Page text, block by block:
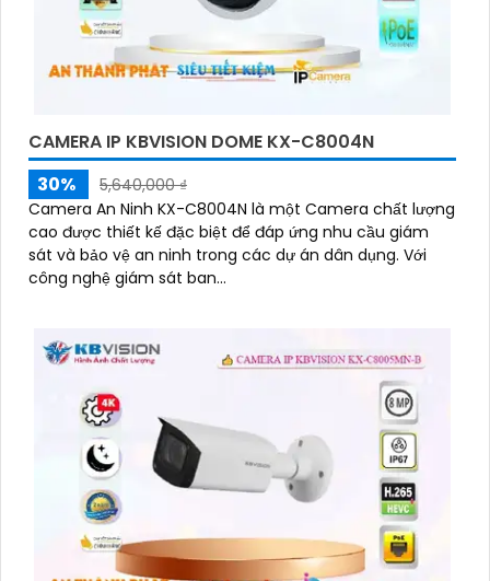
CAMERA IP KBVISION DOME KX-C8004N
30%
5,640,000 ₫
Camera An Ninh KX-C8004N là một Camera chất lượng
cao được thiết kế đặc biệt để đáp ứng nhu cầu giám
sát và bảo vệ an ninh trong các dự án dân dụng. Với
công nghệ giám sát ban...